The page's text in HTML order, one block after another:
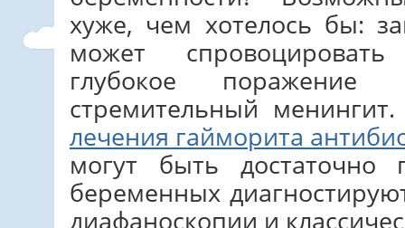
хуже, чем хотелось бы:
может
глубокое
стремительный
лечения гайморита
могут быть
беременных
диафаноскопии и